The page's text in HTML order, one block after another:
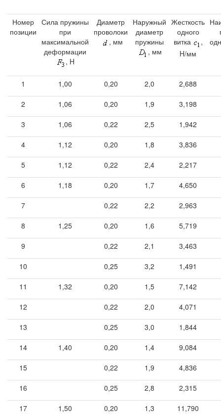
Номер
позиции
Сила пружины
при
максимальной
деформации
, H
Диаметр
проволоки
, мм
Наружный
диаметр
пружины
, мм
Жесткость
одного
витка
,
H/мм
1 1,00 0,20 2,0 2,688
2 1,06 0,20 1,9 3,198
3 1,06 0,22 2,5 1,942
4 1,12 0,20 1,8 3,836
5 1,12 0,22 2,4 2,217
6 1,18 0,20 1,7 4,650
7 0,22 2,2 2,963
8 1,25 0,20 1,6 5,719
9 0,22 2,1 3,463
10 0,25 3,2 1,491
11 1,32 0,20 1,5 7,142
12 0,22 2,0 4,071
13 0,25 3,0 1,844
14 1,40 0,20 1,4 9,084
15 0,22 1,9 4,836
16 0,25 2,8 2,315
17 1,50 0,20 1,3 11,790